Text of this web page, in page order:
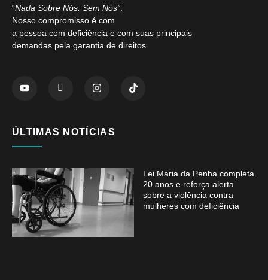
“Nada Sobre Nós. Sem Nós”
Nosso compromisso é com
a pessoa com deficiência e com suas principais
demandas pela garantia de direitos.
ÚLTIMAS NOTÍCIAS
Lei Maria da Penha completa
20 anos e reforça alerta
sobre a violência contra
mulheres com deficiência